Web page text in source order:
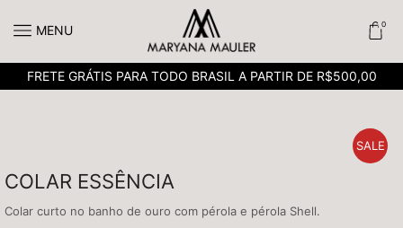
MENU 0
FRETE GRÁTIS PARA TODO BRASIL A PARTIR DE R$500,00
SALE
COLAR ESSÊNCIA
Colar curto no banho de ouro com pérola e pérola Shell.